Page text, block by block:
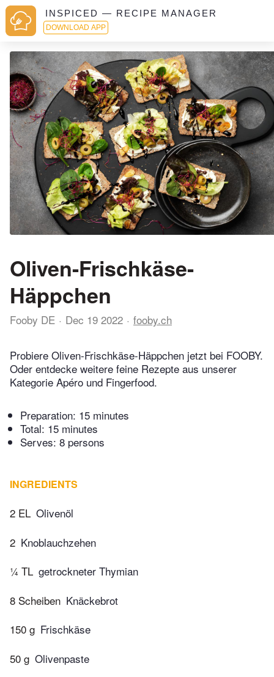
INSPICED — RECIPE MANAGER
DOWNLOAD APP
Oliven-Frischkäse-
Häppchen
Fooby DE Dec 19 2022 fooby.ch
Probiere Oliven-Frischkäse-Häppchen jetzt bei FOOBY.
Oder entdecke weitere feine Rezepte aus unserer
Kategorie Apéro und Fingerfood.
Preparation: 15 minutes
Total: 15 minutes
Serves: 8 persons
INGREDIENTS
2 EL Olivenöl
2 Knoblauchzehen
¼ TL getrockneter Thymian
8 Scheiben Knäckebrot
150 g Frischkäse
50 g Olivenpaste